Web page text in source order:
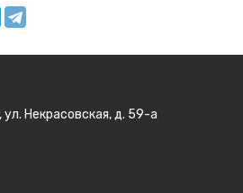
Некрасовская, д. 59-а